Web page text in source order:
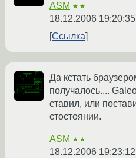
ASM ★★
18.12.2006
Ссылка
Да кстать
получалось....
ставил, или
стостоянии.
ASM ★★
18.12.2006